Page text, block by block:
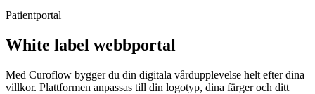
Patientportal
White label webbportal
Med Curoflow bygger du din digitala vårdupplevelse helt efter dina
villkor. Plattformen anpassas till din logotyp, dina färger och ditt